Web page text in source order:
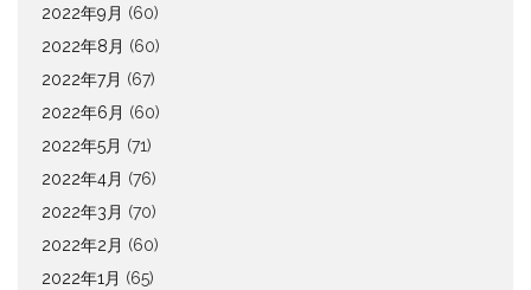
2022年9月 (60)
2022年8月 (60)
2022年7月 (67)
2022年6月 (60)
2022年5月 (71)
2022年4月 (76)
2022年3月 (70)
2022年2月 (60)
2022年1月 (65)